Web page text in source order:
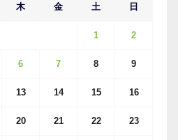
木 金 土 日
1 2
6 7 8 9
13 14 15 16
20 21 22 23